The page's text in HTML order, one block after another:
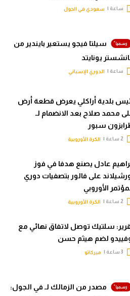
ساعة | سعودي في الجول
سيلتا فيجو يستعير بايندير من
يونايتد
ساعة | الدوري الإسباني
بلدية أراكلي يعرض قطعة أرض
محمد صلاح بعد الانضمام لـ
سبور
الكرة الأوروبية
عادل يصنع هدفا في فوز
على فالور بتصفيات دوري
الأوروبي
الكرة الأوروبية
سلتيك توصل لاتفاق نهائي مع
لضم هيثم حسن
ميركاتو
مصدر من الزمالك لـ في الجول: